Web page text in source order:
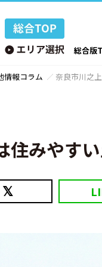
総合版
情報コラム 奈良市川之
住みやす